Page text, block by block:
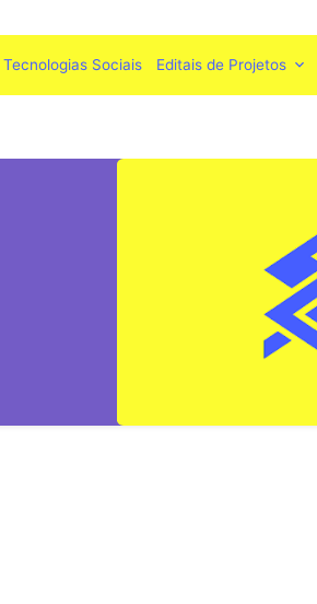
Tecnologias Sociais Editais de Projetos